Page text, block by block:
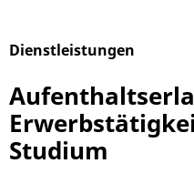
Dienstleistungen
Studium